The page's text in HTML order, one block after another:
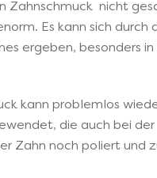
Zahnschmuck nicht
Es kann sich durch
ergeben, besonders
kann problemlos
die auch bei
Zahn noch poliert und